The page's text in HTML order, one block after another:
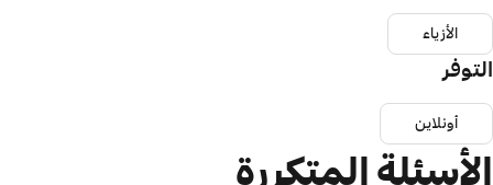
الأزياء
التوفر
أونلاين
الأسئلة المتكررة